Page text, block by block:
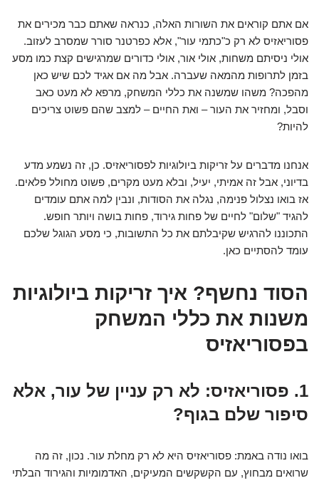
אם אתם קוראים את השורות האלה, כנראה שאתם כבר מכירים את
פסוריאזיס לא רק כ"כתמי עור", אלא כפרטנר סורר שמסרב לעזוב.
אולי ניסיתם משחות, אולי אור, אולי כדורים שמרגישים קצת כמו מסע
בזמן לתרופות מהמאה שעברה. אבל מה אם אגיד לכם שיש כאן
מהפכה? משהו שמשנה את כללי המשחק, מרפא לא מעט כאב
וסבל, ומחזיר את העור – ואת החיים – למצב שהם פשוט צריכים
להיות?
אנחנו מדברים על זריקות ביולוגיות לפסוריאזיס. כן, זה נשמע מדע
בדיוני, אבל זה אמיתי, יעיל, ובלא מעט מקרים, פשוט מחולל פלאים.
אז בואו נצלול פנימה, נגלה את הסודות, ונבין למה אתם עומדים
להגיד "שלום" לחיים של פחות גירוד, פחות בושה ויותר חופש.
התכוננו להרגיש שקיבלתם את כל התשובות, כי מסע הגוגל שלכם
עומד להסתיים כאן.
הסוד נחשף? איך זריקות ביולוגיות
משנות את כללי המשחק
בפסוריאזיס
1. פסוריאזיס: לא רק עניין של עור, אלא
סיפור שלם בגוף?
בואו נודה באמת: פסוריאזיס היא לא רק מחלת עור. נכון, זה מה
שרואים מבחוץ, עם הקשקשים המעיקים, האדמומיות והגירוד הבלתי